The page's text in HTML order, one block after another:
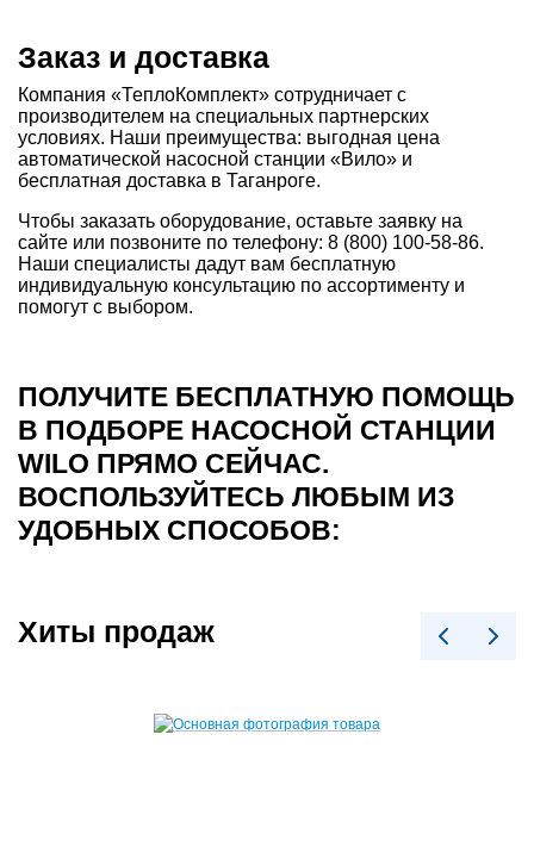
Заказ и доставка
Компания «ТеплоКомплект» сотрудничает с
производителем на специальных партнерских
условиях. Наши преимущества: выгодная цена
автоматической насосной станции «Вило» и
бесплатная доставка в Таганроге.
Чтобы заказать оборудование, оставьте заявку на
сайте или позвоните по телефону: 8 (800) 100-58-86.
Наши специалисты дадут вам бесплатную
индивидуальную консультацию по ассортименту и
помогут с выбором.
ПОЛУЧИТЕ БЕСПЛАТНУЮ ПОМОЩЬ
В ПОДБОРЕ НАСОСНОЙ СТАНЦИИ
WILO ПРЯМО СЕЙЧАС.
ВОСПОЛЬЗУЙТЕСЬ ЛЮБЫМ ИЗ
УДОБНЫХ СПОСОБОВ:
Хиты продаж